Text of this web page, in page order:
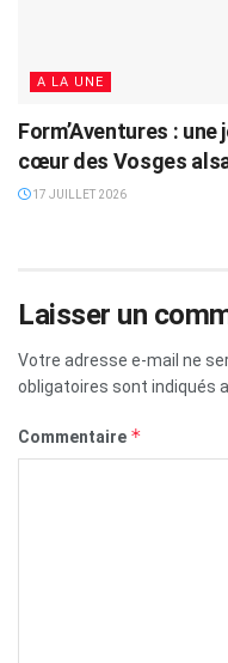
A LA UNE
Form’Aventures :
cœur des Vosges
17 JUILLET 2026
Laisser un
Votre adresse e-mail ne
obligatoires sont indiqués
Commentaire *